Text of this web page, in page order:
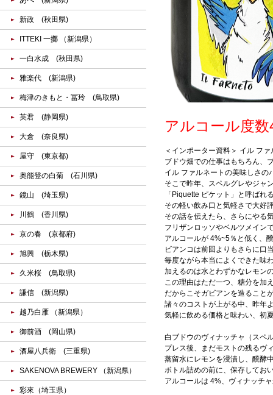
アルコール度
＜インポーター資料＞ イル フ
ブドウ畑での仕事はもちろん、
イル ファルネートの美味しさの
そこで昨年、スペルグレやジャ
「Piquette ピケット」と呼ば
その軽い飲み口と気軽さで大好
その話を伝えたら、さらにやる
フリザンロッソやベルツメイン
アルコールが 4%~5％と低く、
ビアンコは前回よりもさらに口
毎度ながら本当によくできた味
加えるのは水とわずかなレモン
この理由はただ一つ、糖分を加
だからこそガビアンを造ること
諸々のコストが上がる中、昨年
気軽に飲める価格と味わい、初
白ブドウのヴィナッチャ（スペ
プレス後、まだモストの残るヴ
蒸留水にレモンを浸漬し、醗酵
ボトル詰めの前に、保存してお
アルコールは 4%、ヴィナッチ
新政 (秋田県)
ITTEKI 一擲 （新潟県）
一白水成 (秋田県)
雅楽代 (新潟県)
梅津のきもと・冨玲 (鳥取県)
英君 (静岡県)
大倉 (奈良県)
屋守 (東京都)
奥能登の白菊 (石川県)
鏡山 (埼玉県)
川鶴 (香川県)
京の春 (京都府)
旭興 (栃木県)
久米桜 (鳥取県)
謙信 (新潟県)
越乃白雁 （新潟県）
御前酒 (岡山県)
酒屋八兵衛 (三重県)
SAKENOVA BREWERY （新潟県）
彩來（埼玉県）